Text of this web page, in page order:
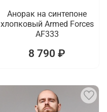
Анорак на синтепоне
хлопковый Armed Forces
AF333
8 790 ₽